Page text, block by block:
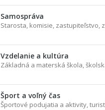
Samospráva
Starosta, komisie, zastupiteľstvo,
Vzdelanie a kultúra
Základná a materská škola,
Šport a voľný čas
Športové podujatia a aktivity,